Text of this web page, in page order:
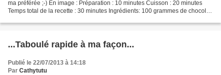
ma préférée ;-) En image : Préparation : 10 minutes Cuisson : 20 minutes
Temps total de la recette : 30 minutes Ingrédients: 100 grammes de chocolat
...Taboulé rapide à ma façon...
Publié le 22/07/2013 à 14:18
Par Cathytutu